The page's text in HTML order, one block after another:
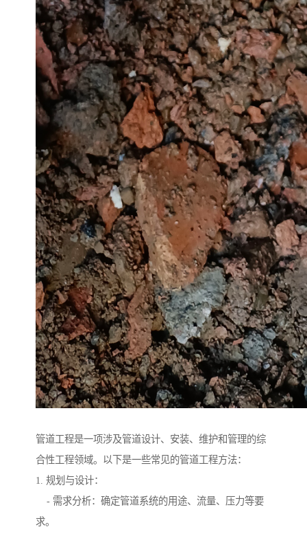
管道工程是一项涉及管道设计、安装、维护和管理的综
合性工程领域。以下是一些常见的管道工程方法：
1. 规划与设计：
- 需求分析：确定管道系统的用途、流量、压力等要
求。